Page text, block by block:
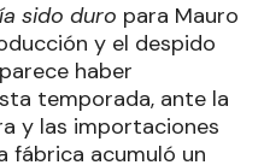
sido duro para Mauro
y el despido
haber
temporada, ante la
y las importaciones
fábrica acumuló un